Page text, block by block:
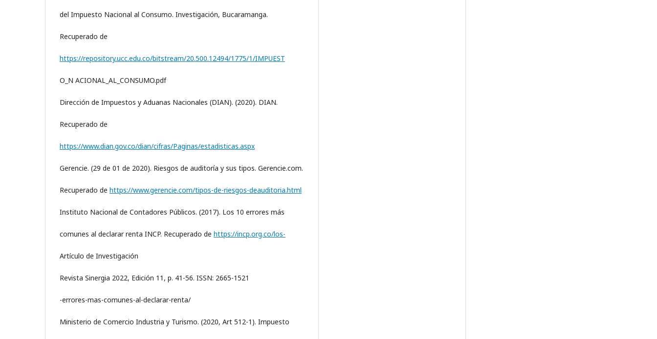
del Impuesto Nacional al Consumo. Investigación, Bucaramanga.
Recuperado de
https://repository.ucc.edu.co/bitstream/20.500.12494/1775/1/IMPUEST
O_N ACIONAL_AL_CONSUMO.pdf
Dirección de Impuestos y Aduanas Nacionales (DIAN). (2020). DIAN.
Recuperado de
https://www.dian.gov.co/dian/cifras/Paginas/estadisticas.aspx
Gerencie. (29 de 01 de 2020). Riesgos de auditoría y sus tipos. Gerencie.com.
Recuperado de https://www.gerencie.com/tipos-de-riesgos-deauditoria.html
Instituto Nacional de Contadores Públicos. (2017). Los 10 errores más
comunes al declarar renta INCP. Recuperado de https://incp.org.co/los-
Artículo de Investigación
Revista Sinergia 2022, Edición 11, p. 41-56. ISSN: 2665-1521
-errores-mas-comunes-al-declarar-renta/
Ministerio de Comercio Industria y Turismo. (2020, Art 512-1). Impuesto